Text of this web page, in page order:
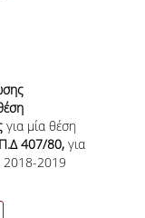
για μία θέση
Π.Δ 407/80,για
2018-2019